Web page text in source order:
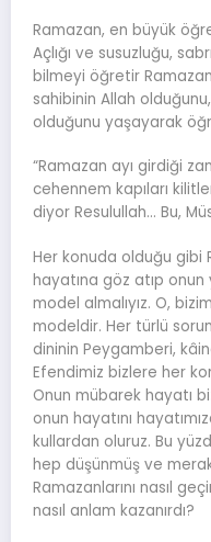
Ramazan, en büyük
Açlığı ve susuzluğu,
bilmeyi öğretir
sahibinin Allah
olduğunu yaşayarak
“Ramazan ayı girdiği
cehennem kapıları
diyor Resulullah… Bu,
Her konuda olduğu gibi
hayatına göz atıp onun
model almalıyız. O,
modeldir. Her türlü
dininin Peygamberi,
Efendimiz bizlere her
Onun mübarek hayatı
onun hayatını
kullardan oluruz. Bu
hep düşünmüş ve
Ramazanlarını nasıl
nasıl anlam kazanırdı?